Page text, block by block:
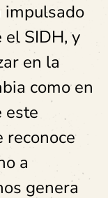
impulsado
SIDH, y
en la
como en
este
reconoce
a
genera